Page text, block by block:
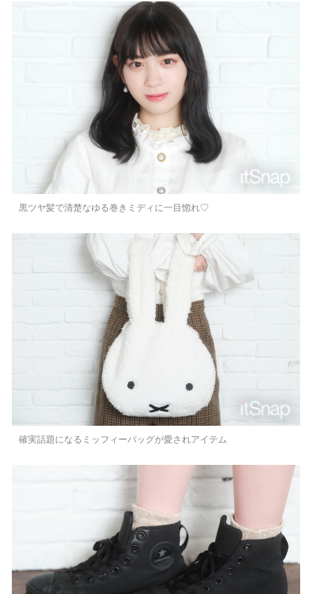
黒ツヤ髪で清楚なゆる巻きミディに一目惚れ♡
確実話題になるミッフィーバッグが愛されアイテム